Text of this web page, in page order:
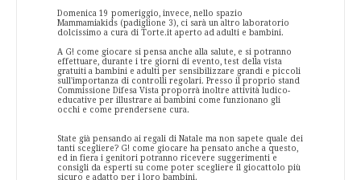
Domenica 19 pomeriggio, invece, nello spazio
Mammamiakids (padiglione 3), ci sarà un altro laboratorio
dolcissimo a cura di Torte.it aperto ad adulti e bambini.
A G! come giocare si pensa anche alla salute, e si potranno
effettuare, durante i tre giorni di evento, test della vista
gratuiti a bambini e adulti per sensibilizzare grandi e piccoli
sull'importanza di controlli regolari. Presso il proprio stand
Commissione Difesa Vista proporrà inoltre attività ludico-
educative per illustrare ai bambini come funzionano gli
occhi e come prendersene cura.
State già pensando ai regali di Natale ma non sapete quale dei
tanti scegliere? G! come giocare ha pensato anche a questo,
ed in fiera i genitori potranno ricevere suggerimenti e
consigli da esperti su come poter scegliere il giocattolo più
sicuro e adatto per i loro bambini.